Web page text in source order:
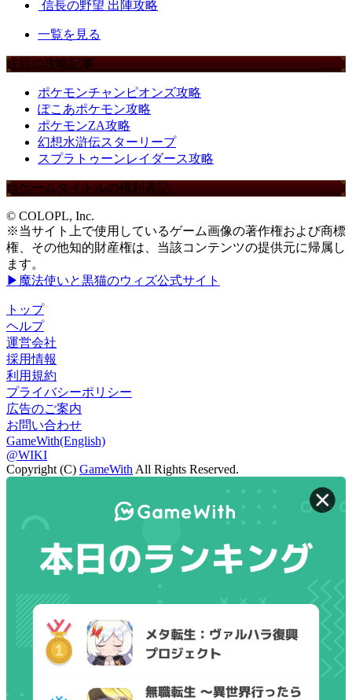
信長の野望 出陣攻略
一覧を見る
注目の攻略記事
ポケモンチャンピオンズ攻略
ぽこあポケモン攻略
ポケモンZA攻略
幻想水滸伝スターリープ
スプラトゥーンレイダース攻略
当ゲームタイトルの権利表記
© COLOPL, Inc.
※当サイト上で使用しているゲーム画像の著作権および商標
権、その他知的財産権は、当該コンテンツの提供元に帰属し
ます。
▶魔法使いと黒猫のウィズ公式サイト
トップ
ヘルプ
運営会社
採用情報
利用規約
プライバシーポリシー
広告のご案内
お問い合わせ
GameWith(English)
@WIKI
Copyright (C) GameWith All Rights Reserved.